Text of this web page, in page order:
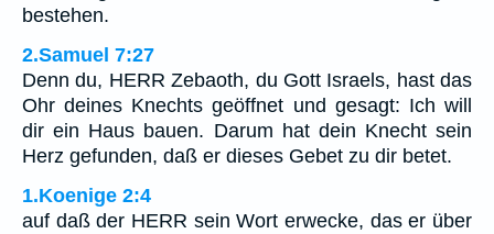
bestehen.
2.Samuel 7:27
Denn du, HERR Zebaoth, du Gott Israels, hast das
Ohr deines Knechts geöffnet und gesagt: Ich will
dir ein Haus bauen. Darum hat dein Knecht sein
Herz gefunden, daß er dieses Gebet zu dir betet.
1.Koenige 2:4
auf daß der HERR sein Wort erwecke, das er über